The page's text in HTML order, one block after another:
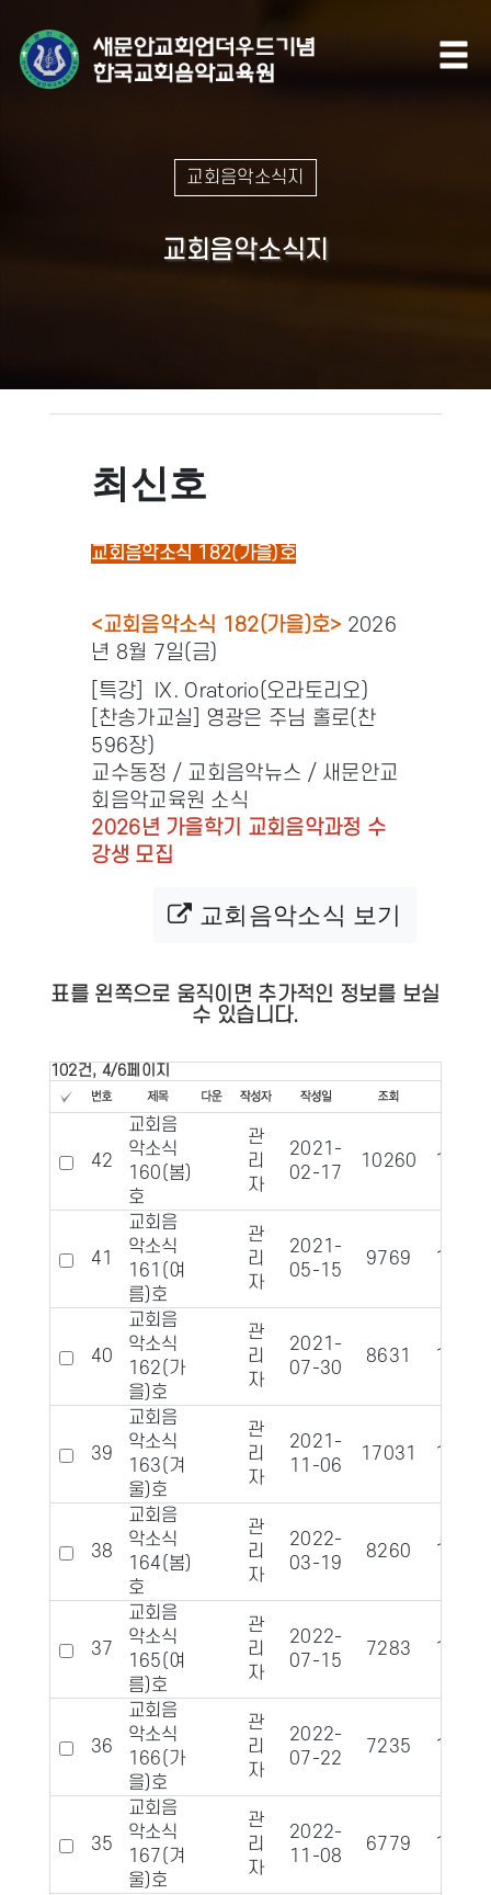
교회음악소식지
교회음악소식지
최신호
교회음악소식 182(가을)호
<교회음악소식 182(가을)호> 2026
년 8월 7일(금)
[특강] IX. Oratorio(오라토리오)
[찬송가교실] 영광은 주님 홀로(찬
596장)
교수동정 / 교회음악뉴스 / 새문안교
회음악교육원 소식
2026년 가을학기 교회음악과정 수
강생 모집
교회음악소식 보기
표를 왼쪽으로 움직이면 추가적인 정보를 보실
수 있습니다.
102건, 4/6페이지
42
교회음
악소식
160(봄)
호
관
리
자
2021-
02-17
10260 1255
41
교회음
악소식
161(여
름)호
관
리
자
2021-
05-15
9769 1209
40
교회음
악소식
162(가
을)호
관
리
자
2021-
07-30
8631 1190
39
교회음
악소식
163(겨
울)호
관
리
자
2021-
11-06
17031 1174
38
교회음
악소식
164(봄)
호
관
리
자
2022-
03-19
8260 1191
37
교회음
악소식
165(여
름)호
관
리
자
2022-
07-15
7283 1125
36
교회음
악소식
166(가
을)호
관
리
자
2022-
07-22
7235 1126
35
교회음
악소식
167(겨
울)호
관
리
자
2022-
11-08
6779 1061